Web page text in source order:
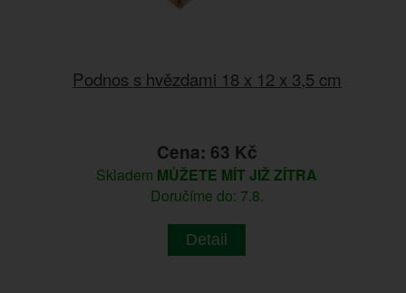
Podnos s hvězdami 18 x 12 x 3,5 cm
Cena: 63 Kč
Skladem MŮŽETE MÍT JIŽ ZÍTRA
Doručíme do: 7.8.
Detail